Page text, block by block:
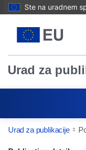
Ste na uradnem
Urad za
Urad za publikacije